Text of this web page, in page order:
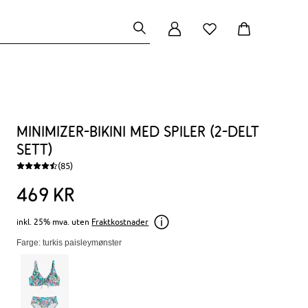
Minimizer-bikini med spiler (2-delt
sett)
(85)
469 kr
inkl. 25% mva. uten Fraktkostnader
Farge: turkis paisleymønster